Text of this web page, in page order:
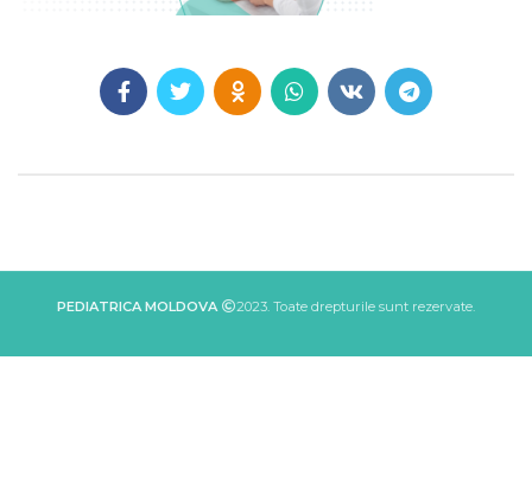
PEDIATRICA MOLDOVA 2023. Toate drepturile sunt rezervate.